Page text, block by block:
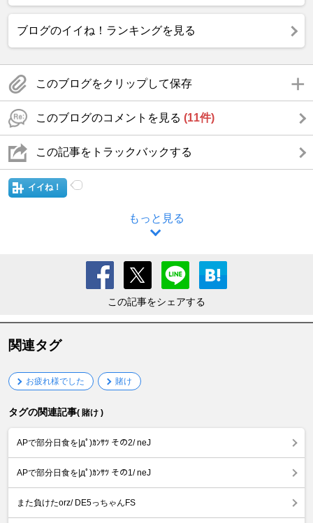
ブログのイイね！ランキングを見る
このブログをクリップして保存
このブログのコメントを見る (11件)
この記事をトラックバックする
イイね！
もっと見る
この記事をシェアする
関連タグ
お疲れ様でした 賭け
タグの関連記事( 賭け )
APで部分日食を|дﾟ)ｶﾝｻﾂ その2/ neJ
APで部分日食を|дﾟ)ｶﾝｻﾂ その1/ neJ
また負けたorz/ DE5っちゃんFS